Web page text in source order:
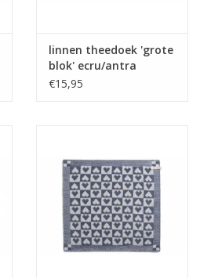
linnen theedoek 'grote
blok' ecru/antra
€15,95